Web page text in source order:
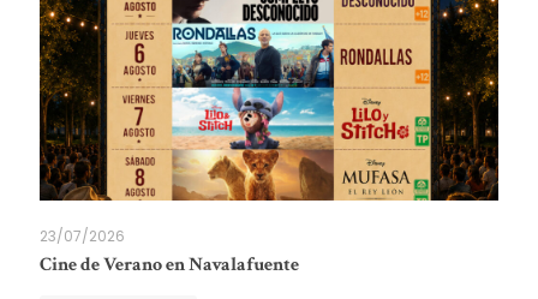
23/07/2026
Cine de Verano en Navalafuente